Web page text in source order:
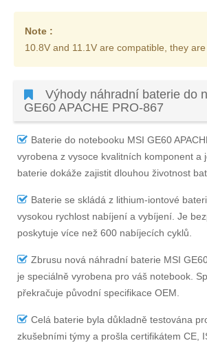
Note :
10.8V and 11.1V are compatible, they
Výhody náhradní baterie do
GE60 APACHE PRO-867
Baterie do notebooku MSI GE60
vyrobena z vysoce kvalitních komponent a
baterie dokáže zajistit dlouhou životnost
Baterie se skládá z lithium-iontové
vysokou rychlost nabíjení a vybíjení. Je
poskytuje více než 600 nabíjecích cyklů.
Zbrusu nová náhradní baterie MSI
je speciálně vyrobena pro váš notebook.
překračuje původní specifikace OEM.
Celá baterie byla důkladně testována
zkušebními týmy a prošla certifikátem CE,